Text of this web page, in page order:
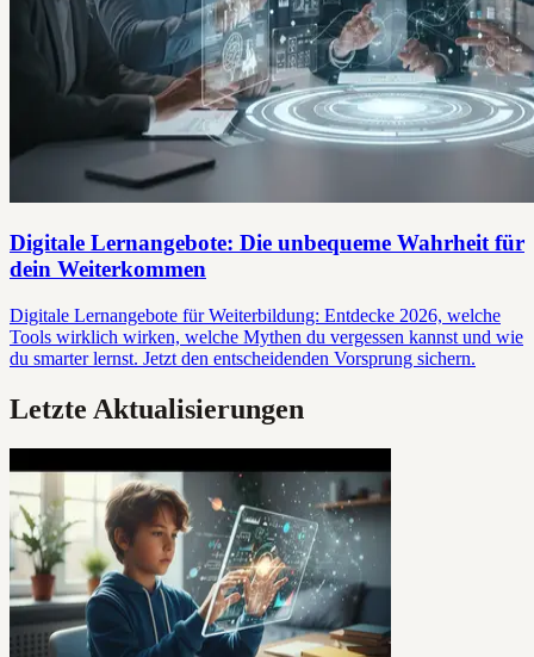
Digitale Lernangebote: Die unbequeme Wahrheit für
dein Weiterkommen
Digitale Lernangebote für Weiterbildung: Entdecke 2026, welche
Tools wirklich wirken, welche Mythen du vergessen kannst und wie
du smarter lernst. Jetzt den entscheidenden Vorsprung sichern.
Letzte Aktualisierungen